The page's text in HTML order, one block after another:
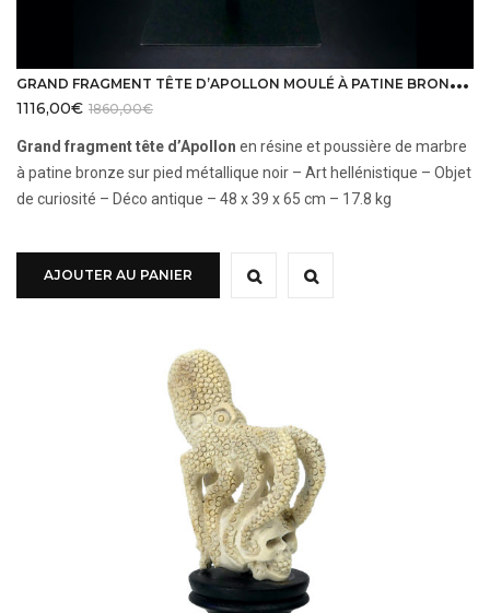
G
RAND FRAGMENT TÊTE D’APOLLON MOULÉ À PATINE BRONZE SUR PIED MÉTALLIQUE
1860,00€
1116,00€
Grand fragment tête d’Apollon en résine et poussière de marbre
à patine bronze sur pied métallique noir – Art hellénistique – Objet
de curiosité – Déco antique – 48 x 39 x 65 cm – 17.8 kg
AJOUTER AU PANIER